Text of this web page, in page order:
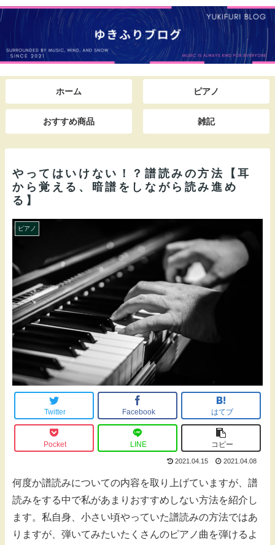
ホーム ピアノ
おすすめ商品 雑記
やってはいけない！？譜読みの方法【耳
から覚える、暗譜をしながら読み進め
る】
ピアノ
Twitter Facebook はてブ
Pocket LINE コピー
2021.04.15 2021.04.08
何度か譜読みについての内容を取り上げていますが、譜
読みをする中で私があまりおすすめしない方法を紹介し
ます。私自身、小さい頃やっていた譜読みの方法ではあ
りますが、弾いてみたいたくさんのピアノ曲を弾けるよ